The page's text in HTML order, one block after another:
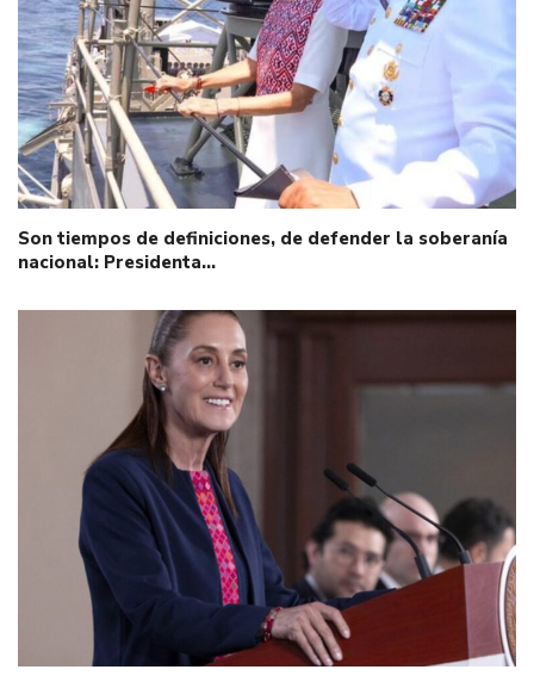
Son tiempos de definiciones, de defender la soberanía
nacional: Presidenta…